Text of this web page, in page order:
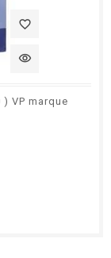
favorite_border
visibility
) VP marque